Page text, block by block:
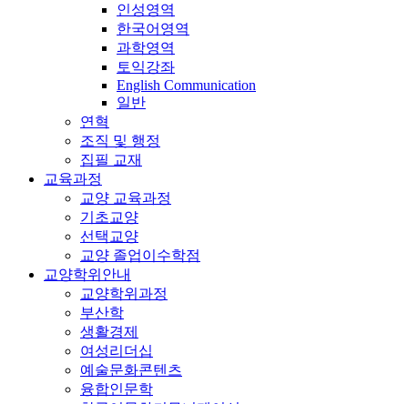
인성영역
한국어영역
과학영역
토익강좌
English Communication
일반
연혁
조직 및 행정
집필 교재
교육과정
교양 교육과정
기초교양
선택교양
교양 졸업이수학점
교양학위안내
교양학위과정
부산학
생활경제
여성리더십
예술문화콘텐츠
융합인문학